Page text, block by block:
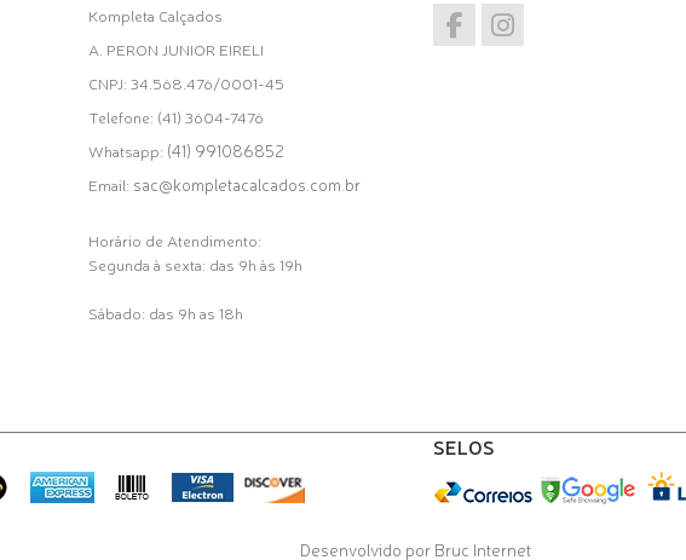
Kompleta Calçados
A. PERON JUNIOR EIRELI
CNPJ: 34.568.476/0001-45
Telefone: (41) 3604-7476
Whatsapp: (41) 991086852
Email: sac@kompletacalcados.com.br
Horário de Atendimento:
Segunda à sexta: das 9h às 19h
Sábado: das 9h as 18h
SELOS
Desenvolvido por Bruc Internet